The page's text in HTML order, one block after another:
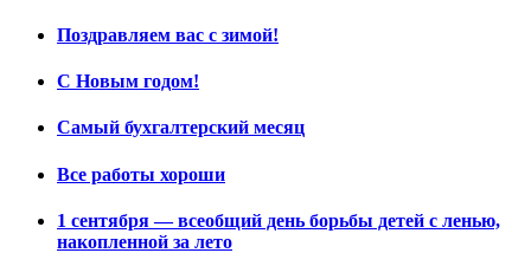
Поздравляем вас с зимой!
С Новым годом!
Самый бухгалтерский месяц
Все работы хороши
1 сентября — всеобщий день борьбы детей с ленью,
накопленной за лето